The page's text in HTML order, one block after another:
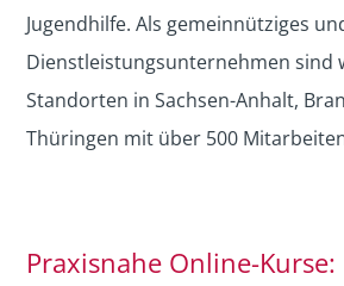
Jugendhilfe. Als gemeinnütziges
Dienstleistungsunternehmen sind
Standorten in Sachsen-Anhalt,
Thüringen mit über 500
Praxisnahe Online-Kurse: